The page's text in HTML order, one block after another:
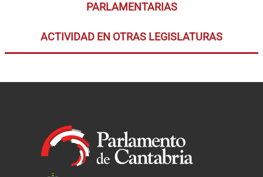
PARLAMENTARIAS
ACTIVIDAD EN OTRAS LEGISLATURAS